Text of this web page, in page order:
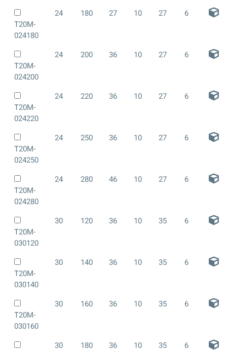
T20M-
024180
24 180 27 10 27 6
T20M-
024200
24 200 36 10 27 6
T20M-
024220
24 220 36 10 27 6
T20M-
024250
24 250 36 10 27 6
T20M-
024280
24 280 46 10 27 6
T20M-
030120
30 120 36 10 35 6
T20M-
030140
30 140 36 10 35 6
T20M-
030160
30 160 36 10 35 6
30 180 36 10 35 6